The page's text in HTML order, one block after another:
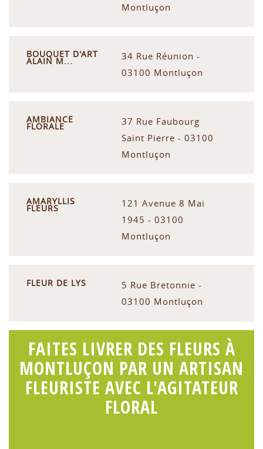
Montluçon
BOUQUET D'ART
ALAIN M...
34 Rue Réunion -
03100 Montluçon
AMBIANCE
FLORALE
37 Rue Faubourg
Saint Pierre - 03100
Montluçon
AMARYLLIS
FLEURS
121 Avenue 8 Mai
1945 - 03100
Montluçon
FLEUR DE LYS
5 Rue Bretonnie -
03100 Montluçon
FAITES LIVRER DES FLEURS À
MONTLUÇON PAR UN ARTISAN
FLEURISTE AVEC L'AGITATEUR
FLORAL